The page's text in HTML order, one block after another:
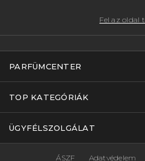
Fel az oldal
PARFÜMCENTER
TOP KATEGÓRIÁK
ÜGYFÉLSZOLGÁLAT
ÁSZF Adatvédelem